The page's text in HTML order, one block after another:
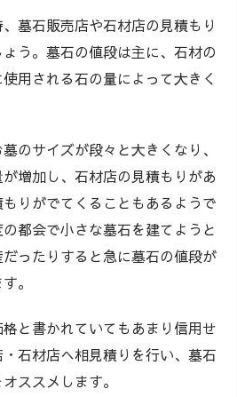
墓石販売店や石材店の見積もり
う。墓石の値段は主に、石材の
用される石の量によって大きく
のサイズが段々と大きくなり、
増加し、石材店の見積もりがあ
りがでてくることもあるようで
都会で小さな墓石を建てようと
ったりすると急に墓石の値段が
。
と書かれていてもあまり信用せ
石材店へ相見積りを行い、墓石
ススメします。